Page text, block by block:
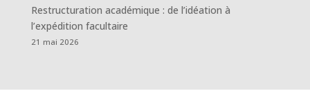
Restructuration académique : de l’idéation à
l’expédition facultaire
21 mai 2026